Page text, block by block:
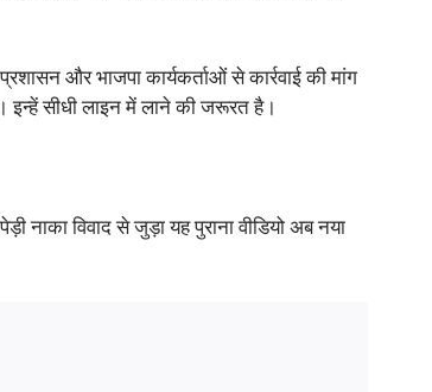
और भाजपा कार्यकर्ताओं से कार्रवाई की मांग
इन्हें सीधी लाइन में लाने की जरूरत है।
विवाद से जुड़ा यह पुराना वीडियो अब नया